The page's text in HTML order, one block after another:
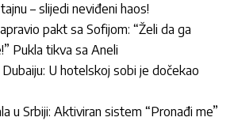
– slijedi neviđeni haos!
pakt sa Sofijom: “Želi da ga
Pukla tikva sa Aneli
U hotelskoj sobi je dočekao
u Srbiji: Aktiviran sistem “Pronađi me”